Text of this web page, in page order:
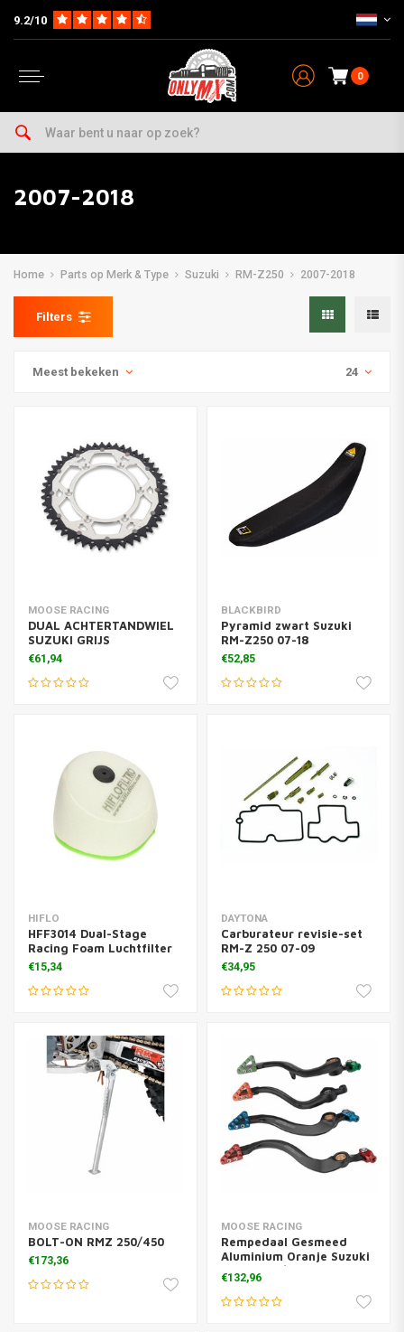
9.2/10
0
2007-2018
Home Parts op Merk & Type Suzuki RM-Z250 2007-2018
Filters
Meest bekeken 24
MOOSE RACING
DUAL ACHTERTANDWIEL
SUZUKI GRIJS
€61,94
BLACKBIRD
Pyramid zwart Suzuki
RM-Z250 07-18
€52,85
HIFLO
HFF3014 Dual-Stage
Racing Foam Luchtfilter
€15,34
DAYTONA
Carburateur revisie-set
RM-Z 250 07-09
€34,95
MOOSE RACING
BOLT-ON RMZ 250/450
€173,36
MOOSE RACING
Rempedaal Gesmeed
Aluminium Oranje Suzuki
RM-Z 250 / 450
€132,96